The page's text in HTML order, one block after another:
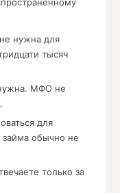
нужна для
тысяч
МФО не
для
обычно не
только за